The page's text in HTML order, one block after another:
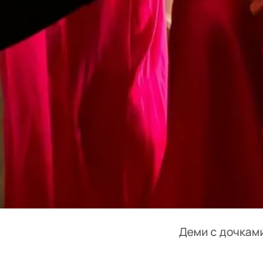
Деми с